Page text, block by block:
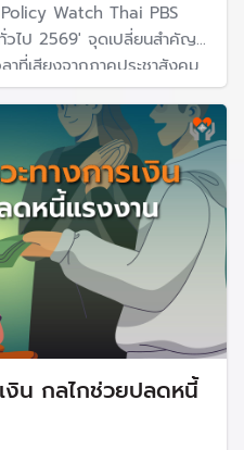
Watch Thai PBS
วไป 2569' จุดเปลี่ยนสำคัญ
าที่เสียงจากภาคประชาสังคม
นในมหกรรม Policy Watch
บายเพื่ออนาคตที่ดีกว่า
งิน กลไกช่วยปลดหนี้